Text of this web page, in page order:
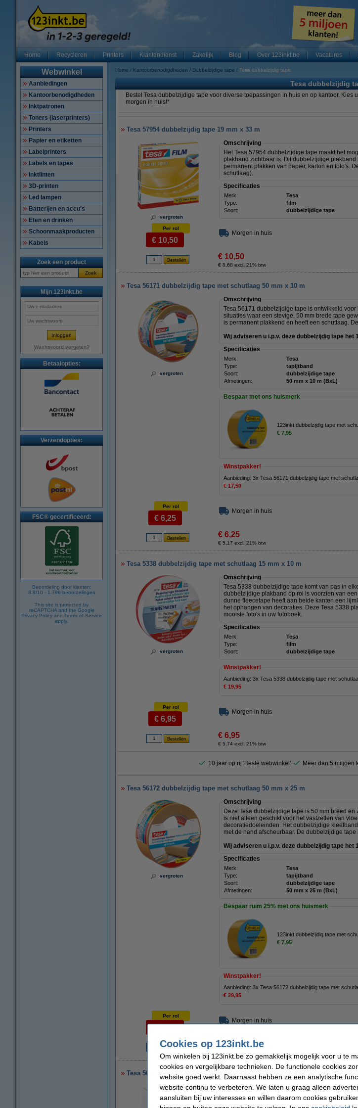
Home Recycleren Printers Klantendienst Zakelijk Blog Over 123inkt.be Vacatures
Webwinkel
Aanbiedingen
Kantoorbenodigdheden
Inktpatronen
Toners (laserprinters)
Printers
Papier en etiketten
Labelprinters
Labels en tapes
Inktlinten
3D-printen
Led lampen
Batterijen en accu's
Eten en drinken
Schoonmaakproducten
Kabels
Zoek een product
Zoek
Mijn 123inkt.be
Wachtwoord vergeten?
Betaalopties:
Verzendopties:
FSC® gecertificeerd:
Beoordeling door klanten:
8.8/10 - 1.799 beoordelingen
This site is protected by
reCAPTCHA and the Google
Privacy Policy and Terms of Service
apply.
Home Kantoorbenodigdheden Dubbelzijdige tape Tesa dubbelzijdig tape
Tesa dubbelzijdig
Bestel Tesa dubbelzijdige tape voor diverse toepassingen in huis en op kantoor.
morgen in huis!*
Tesa 57954 dubbelzijdig tape 19 mm x 33 m
vergroten
Omschrijving
Het Tesa 57954 dubbelzijdige tape maakt het
plakband zichtbaar is. Dit dubbelzijdige
permanent plakken van papier, karton en foto's.
schutlaag).
Specificaties
Merk: Tesa
Type:
film
Soort:
dubbelzijdige tape
Per rol
€ 10,50
Morgen in huis
€ 10,50
€ 8,68 excl. 21% btw
Tesa 56171 dubbelzijdig tape met schutlaag 50 mm x 10 m
vergroten
Omschrijving
Tesa 56171 dubbelzijdige tape is ontwikkeld
situaties waar een stevige, 50 mm brede tape
is permanent plakkend en heeft een schutlaag.
Wij adviseren u i.p.v. deze dubbelzijdig tape
Specificaties
Merk: Tesa
Type:
tapijtband
Soort:
dubbelzijdige tape
Afmetingen:
50 mm x 10 m (BxL)
Bespaar met ons huismerk
123inkt dubbelzijdig tape met
€ 7,95
Winstpakker!
Aanbieding: 3x Tesa 56171 dubbelzijdig tape met
€ 17,50
Per rol
€ 6,25
Morgen in huis
€ 6,25
€ 5,17 excl. 21% btw
Tesa 5338 dubbelzijdig tape met schutlaag 15 mm x 10 m
vergroten
Omschrijving
Tesa 5338 dubbelzijdige tape komt van pas in
dubbelzijdige plakband op rol is voorzien van
dunne fleecetape heeft aan beide kanten een
het ophangen van decoraties. Deze Tesa 5338
mooiste foto's in uw fotoboek.
Specificaties
Merk: Tesa
Type:
film
Soort:
dubbelzijdige tape
Winstpakker!
Aanbieding: 3x Tesa 5338 dubbelzijdig tape met
€ 19,95
Per rol
€ 6,95
Morgen in huis
€ 6,95
€ 5,74 excl. 21% btw
10 jaar op rij 'Beste webwinkel' Meer dan 5 miljoen
Tesa 56172 dubbelzijdig tape met schutlaag 50 mm x 25 m
vergroten
Omschrijving
Deze Tesa dubbelzijdige tape is 50 mm breed
is niet alleen geschikt voor het vastzetten van
decoratiedoeleinden. Het dubbelzijdige
met de hand afscheurbaar. De dubbelzijdige
Wij adviseren u i.p.v. deze dubbelzijdig tape
Specificaties
Merk: Tesa
Type:
tapijtband
Soort:
dubbelzijdige tape
Afmetingen:
50 mm x 25 m (BxL)
Bespaar ruim 25% met ons huismerk
123inkt dubbelzijdig tape met
€ 7,95
Winstpakker!
Aanbieding: 3x Tesa 56172 dubbelzijdig tape met
€ 29,95
Per rol
Morgen in huis
€ 10,95
Tesa 56665 dubbelzijdig tape met schutlaag 38 mm x 2,75 m
Omschrijving
Deze tesa dubbelzijdige tape is 3,8 cm breed en
bij allerlei hobby- en decoratieprojecten en
Cookies op 123inkt.be
Om winkelen bij 123inkt.be zo gemakkelijk mogelijk voor u te
cookies en vergelijkbare technieken. De functionele cookies
website goed werkt. Daarnaast hebben ze een analytische
website continu te verbeteren. We laten u graag alleen
aansluiten bij uw interesses en willen daarom cookies